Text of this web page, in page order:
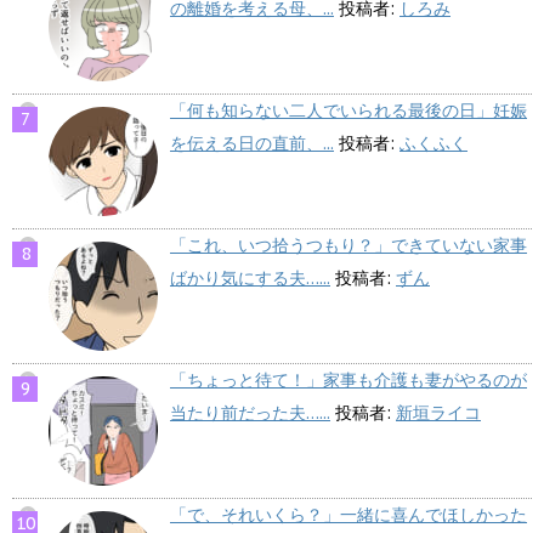
の離婚を考える母、... 投稿者: しろみ
「何も知らない二人でいられる最後の日」妊娠
を伝える日の直前、... 投稿者: ふくふく
「これ、いつ拾うつもり？」できていない家事
ばかり気にする夫…... 投稿者: ずん
「ちょっと待て！」家事も介護も妻がやるのが
当たり前だった夫…... 投稿者: 新垣ライコ
「で、それいくら？」一緒に喜んでほしかった